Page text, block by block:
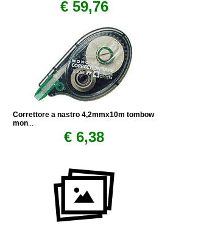
€ 59,76
Correttore a nastro 4,2mmx10m tombow
mon...
€ 6,38